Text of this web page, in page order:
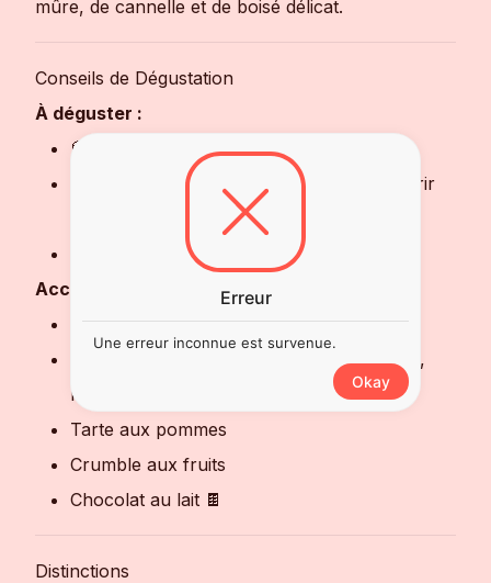
mûre, de cannelle et de boisé délicat.
Conseils de Dégustation
À déguster :
🥃 Pur à température ambiante
💧 Avec quelques gouttes d'eau pour ouvrir
Accords gourmands :
Plateau de fruits de mer et huîtres 🦪
Fromages normands (Camembert, Livarot,
Pont-l'Évêque) 🧀
Tarte aux pommes
Crumble aux fruits
Chocolat au lait 🍫
Distinctions
Erreur
Une erreur inconnue est survenue.
Okay